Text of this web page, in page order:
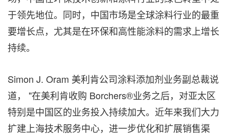
于领先地位。同时，中国市场是全球涂料行业的最重
要增长点，尤其是在环保和高性能涂料的需求上增长
持续。
Simon J. Oram 美利肯公司涂料添加剂业务副总裁说
道，
"在美利肯收购 Borchers®业务之后，对亚太区
特别是中国区的业务投入持续加大。近年来我们大力
扩建上海技术服务中心，进一步优化和扩展销售渠